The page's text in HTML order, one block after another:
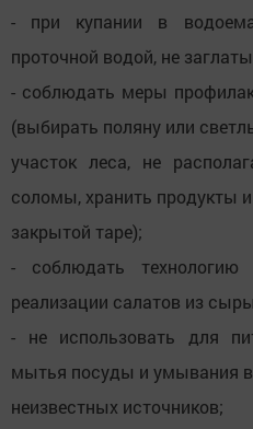
- при купании в
проточной водой, не
- соблюдать меры
(выбирать поляну или
участок леса, не
соломы, хранить продукты
закрытой таре);
- соблюдать технологию
реализации салатов из
- не использовать для
мытья посуды и умывания
неизвестных источников;